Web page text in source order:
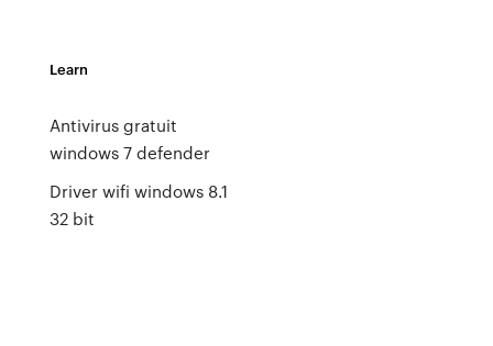
Learn
Antivirus gratuit
windows 7 defender
Driver wifi windows 8.1
32 bit